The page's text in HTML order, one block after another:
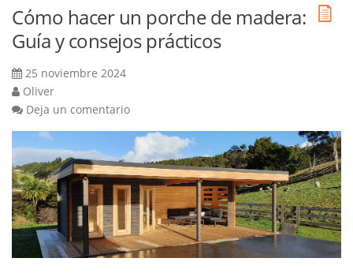
Cómo hacer un porche de madera:
Guía y consejos prácticos
25 noviembre 2024
Oliver
Deja un comentario